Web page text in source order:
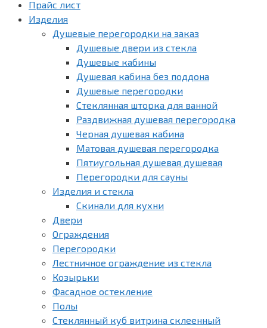
Прайс лист
Изделия
Душевые перегородки на заказ
Душевые двери из стекла
Душевые кабины
Душевая кабина без поддона
Душевые перегородки
Стеклянная шторка для ванной
Раздвижная душевая перегородка
Черная душевая кабина
Матовая душевая перегородка
Пятиугольная душевая душевая
Перегородки для сауны
Изделия и стекла
Скинали для кухни
Двери
Ограждения
Перегородки
Лестничное ограждение из стекла
Козырьки
Фасадное остекление
Полы
Стеклянный куб витрина склеенный